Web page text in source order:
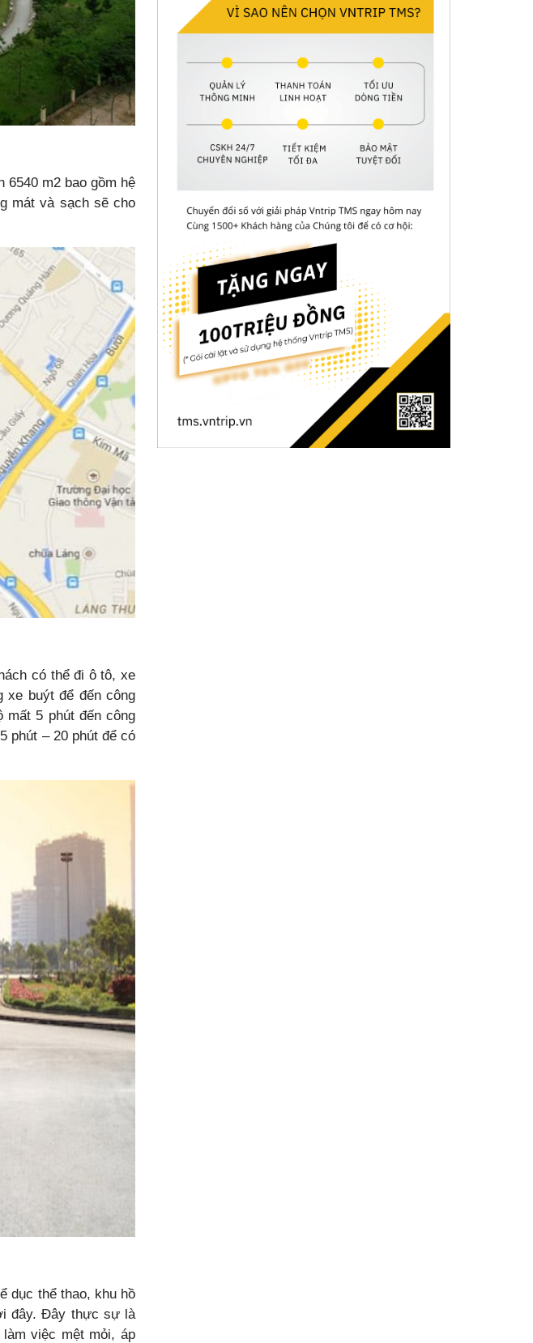
6540 m2 bao gồm hệ
mát và sạch sẽ cho
có thể đi ô tô, xe
xe buýt để đến công
5 phút đến công
phút – 20 phút để có
dục thể thao, khu hồ
đây. Đây thực sự là
việc mệt mỏi, áp